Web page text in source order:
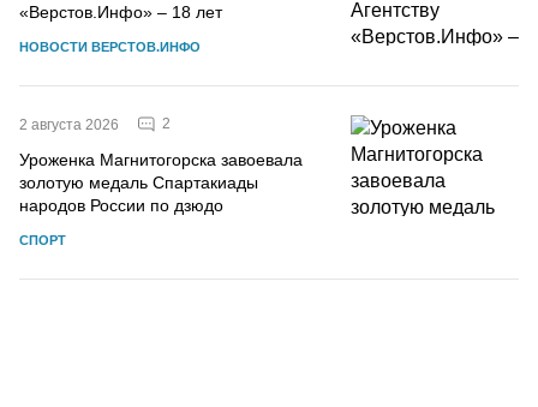
«Верстов.Инфо» – 18 лет
НОВОСТИ ВЕРСТОВ.ИНФО
2 августа 2026 2
Уроженка Магнитогорска завоевала
золотую медаль Спартакиады
народов России по дзюдо
СПОРТ